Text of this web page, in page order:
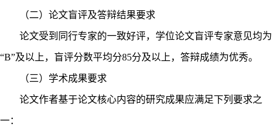
（二）论文盲评及答辩结果要求
论文受到同行专家的一致好评，学位论文盲评专家意见均为
“B”及以上，盲评分数平均分85分及以上，答辩成绩为优秀。
（三）学术成果要求
论文作者基于论文核心内容的研究成果应满足下列要求之
一：